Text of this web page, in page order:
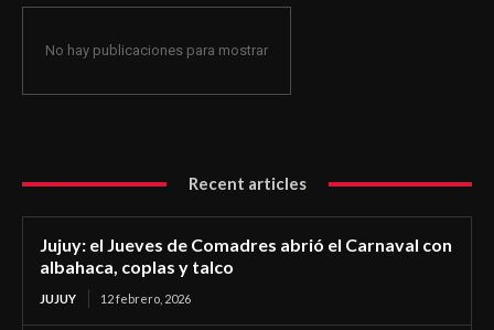
No hay publicaciones para mostrar
Recent articles
Jujuy: el Jueves de Comadres abrió el Carnaval con
albahaca, coplas y talco
JUJUY 12 febrero, 2026